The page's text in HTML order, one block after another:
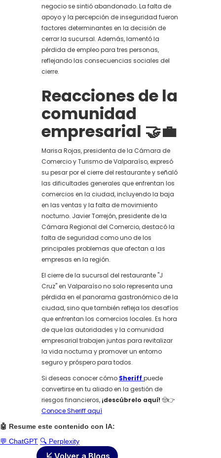
negocio se sintió abandonado. La falta de
apoyo y la percepción de inseguridad fueron
factores determinantes en la decisión de
cerrar la sucursal. Además, lamentó la
pérdida de empleo para tres personas,
reflejando las consecuencias sociales del
cierre.
Reacciones de la
comunidad
empresarial 🤝💼
Marisa Rojas, presidenta de la Cámara de
Comercio y Turismo de Valparaíso, expresó
su pesar por el cierre del restaurante y señaló
las dificultades generales que enfrentan los
comercios en la ciudad, incluyendo la baja
en las ventas y la falta de movimiento
nocturno. Javier Torrejón, presidente de la
Cámara Regional del Comercio, destacó la
falta de seguridad como uno de los
principales problemas que afectan a las
empresas en la región.
El cierre de la sucursal del restaurante "J
Cruz" en Valparaíso no solo representa una
pérdida en el panorama gastronómico de la
ciudad, sino que también refleja los desafíos
que enfrentan los comercios locales. Es hora
de que las autoridades y la comunidad
empresarial trabajen juntas para revitalizar
la vida nocturna y promover un entorno
seguro y próspero para todos.
Si deseas conocer cómo Sheriff puede
convertirse en tu aliado en la gestión de
riesgos financieros, ¡descúbrelo aquí! 🤠👉
Conoce Sheriff aquí
🤖 Resume este contenido con IA:
💬 ChatGPT 🔍 Perplexity
Volver a Blogs